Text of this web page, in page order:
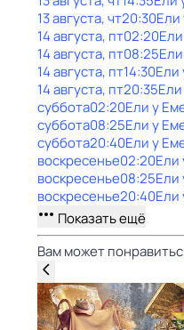
13 августа, чт20:30Ели
14 августа, пт02:20
14 августа, пт08:25
14 августа, пт14:30Ели
14 августа, пт20:35
суббота02:20Ели у
суббота08:25Ели у
суббота20:40Ели у
воскресенье02:20Ели
воскресенье08:25Ели
воскресенье20:40Ели
Показать ещё
Вам может